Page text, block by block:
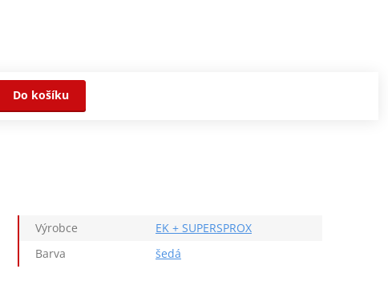
Do košíku
Výrobce
EK + SUPERSPROX
Barva
šedá